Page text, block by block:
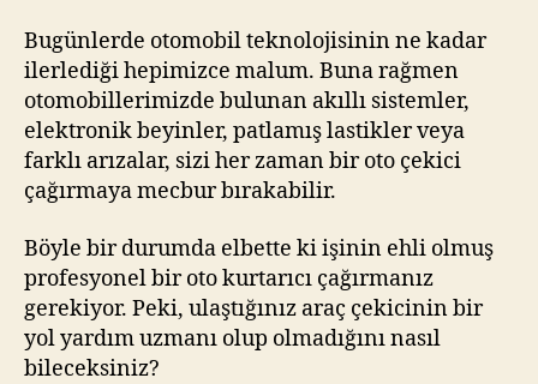
Bugünlerde otomobil teknolojisinin ne kadar
ilerlediği hepimizce malum. Buna rağmen
otomobillerimizde bulunan akıllı sistemler,
elektronik beyinler, patlamış lastikler veya
farklı arızalar, sizi her zaman bir oto çekici
çağırmaya mecbur bırakabilir.
Böyle bir durumda elbette ki işinin ehli olmuş
profesyonel bir oto kurtarıcı çağırmanız
gerekiyor. Peki, ulaştığınız araç çekicinin bir
yol yardım uzmanı olup olmadığını nasıl
bileceksiniz?